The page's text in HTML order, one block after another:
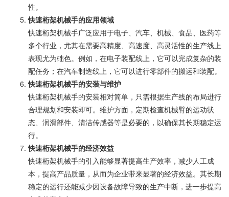
性。
快速桁架机械手的应用领域
快速桁架机械手广泛应用于电子、汽车、机械、食品、医药等
多个行业，尤其在需要高精度、高速度、高灵活性的生产线上
表现尤为础色。例如，在电子装配线上，它可以完成复杂的装
配任务；在汽车制造线上，它可以进行零部件的搬运和装配。
快速桁架机械手的安装与维护
快速桁架机械手的安装相对简单，只需根据生产线的布局进行
合理规划和安装即可。维护方面，定期检查机械臂的运动状
态、润滑部件、清洁传感器等是必要的，以确保其长期稳定运
行。
快速桁架机械手的经济效益
快速桁架机械手的引入能够显著提高生产效率，减少人工成
本，提高产品质量，从而为企业带来显著的经济效益。其长期
稳定的运行还能减少因设备故障导致的生产中断，进一步提高